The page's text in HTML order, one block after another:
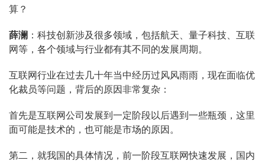
算？
薛澜 ：科技创新涉及很多领域，包括航天、量子科技、互联
网等，各个领域与行业都有其不同的发展周期。
互联网行业在过去几十年当中经历过风风雨雨，现在面临优
化裁员等问题，背后的原因非常复杂：
首先是互联网公司发展到一定阶段以后遇到一些瓶颈，这里
面可能是技术的，也可能是市场的原因。
第二，就我国的具体情况，前一阶段互联网快速发展，国内